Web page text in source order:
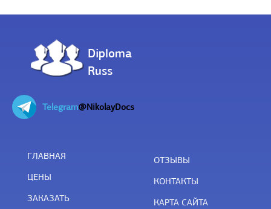
Diploma
Russ
Telegram@NikolayDocs
ГЛАВНАЯ
ЦЕНЫ
ЗАКАЗАТЬ
ОТЗЫВЫ
КОНТАКТЫ
КАРТА САЙТА